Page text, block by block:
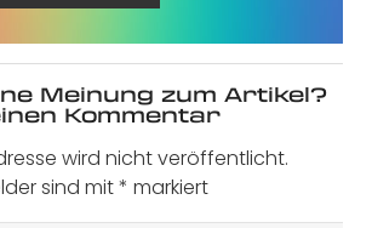
Meinung zum Artikel?
Kommentar
wird nicht veröffentlicht.
sind mit* markiert